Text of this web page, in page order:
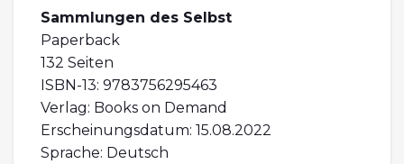
Sammlungen des Selbst
Paperback
132 Seiten
ISBN-13: 9783756295463
Verlag: Books on Demand
Erscheinungsdatum: 15.08.2022
Sprache: Deutsch